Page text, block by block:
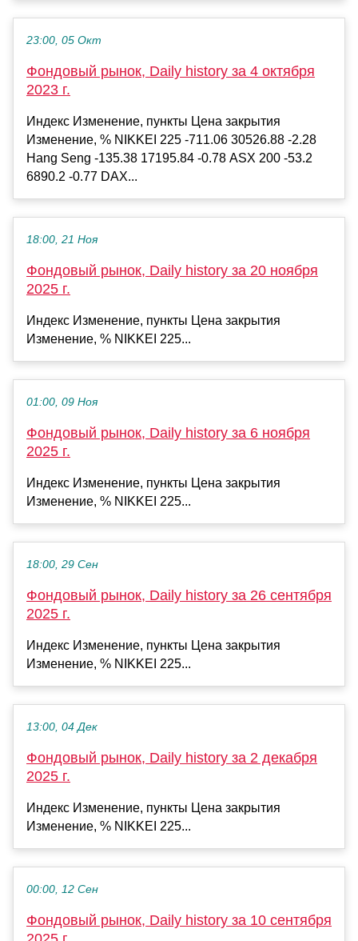
23:00, 05 Окт
Фондовый рынок, Daily history за 4 октября
2023 г.
Индекс Изменение, пункты Цена закрытия
Изменение, % NIKKEI 225 -711.06 30526.88 -2.28
Hang Seng -135.38 17195.84 -0.78 ASX 200 -53.2
6890.2 -0.77 DAX...
18:00, 21 Ноя
Фондовый рынок, Daily history за 20 ноября
2025 г.
Индекс Изменение, пункты Цена закрытия
Изменение, % NIKKEI 225...
01:00, 09 Ноя
Фондовый рынок, Daily history за 6 ноября
2025 г.
Индекс Изменение, пункты Цена закрытия
Изменение, % NIKKEI 225...
18:00, 29 Сен
Фондовый рынок, Daily history за 26 сентября
2025 г.
Индекс Изменение, пункты Цена закрытия
Изменение, % NIKKEI 225...
13:00, 04 Дек
Фондовый рынок, Daily history за 2 декабря
2025 г.
Индекс Изменение, пункты Цена закрытия
Изменение, % NIKKEI 225...
00:00, 12 Сен
Фондовый рынок, Daily history за 10 сентября